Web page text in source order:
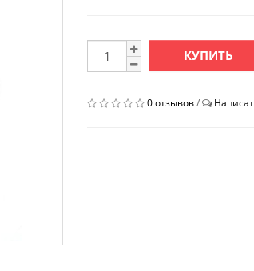
КУПИТЬ
0 отзывов/